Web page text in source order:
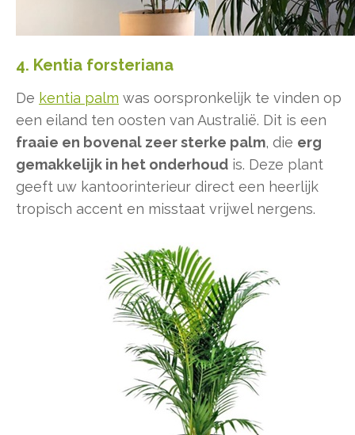
4. Kentia forsteriana
De kentia palm was oorspronkelijk te vinden op
een eiland ten oosten van Australië. Dit is een
fraaie en bovenal zeer sterke palm, die erg
gemakkelijk in het onderhoud is. Deze plant
geeft uw kantoorinterieur direct een heerlijk
tropisch accent en misstaat vrijwel nergens.